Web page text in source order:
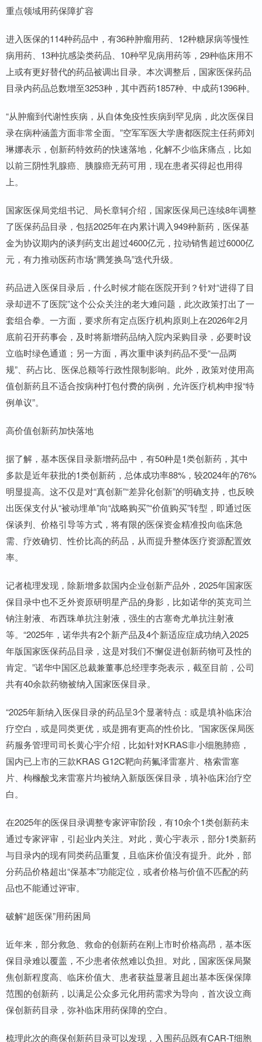
重点领域用药保障扩容
进入医保的114种药品中，有36种肿瘤用药、12种糖尿病等慢性
病用药、13种抗感染类药品、10种罕见病用药等，29种临床用不
上或有更好替代的药品被调出目录。本次调整后，国家医保药品
目录内药品总数增至3253种，其中西药1857种、中成药1396种。
“从肿瘤到代谢性疾病，从自体免疫性疾病到罕见病，此次医保目
录在病种涵盖方面非常全面。”空军军医大学唐都医院主任药师刘
琳娜表示，创新药特效药的快速落地，化解不少临床痛点，比如
以前三阴性乳腺癌、胰腺癌无药可用，现在患者买得起也用得
上。
国家医保局党组书记、局长章轲介绍，国家医保局已连续8年调整
了医保药品目录，包括2025年在内累计调入949种新药，医保基
金为协议期内的谈判药支出超过4600亿元，拉动销售超过6000亿
元，有力推动医药市场“腾笼换鸟”迭代升级。
药品进入医保目录后，什么时候才能在医院开到？针对“进得了目
录却进不了医院”这个公众关注的老大难问题，此次政策打出了一
套组合拳。一方面，要求所有定点医疗机构原则上在2026年2月
底前召开药事会，及时将新增药品纳入院内采购目录，必要时设
立临时绿色通道；另一方面，再次重申谈判药品不受“一品两
规”、药占比、医保总额等行政性限制影响。此外，政策对使用高
值创新药且不适合按病种打包付费的病例，允许医疗机构申报“特
例单议”。
高价值创新药加快落地
据了解，基本医保目录新增药品中，有50种是1类创新药，其中
多款是近年获批的1类创新药，总体成功率88%，较2024年的76%
明显提高。这不仅是对“真创新”“差异化创新”的明确支持，也反映
出医保支付从“被动埋单”向“战略购买”“价值购买”转型，即通过医
保谈判、价格引导等方式，将有限的医保资金精准投向临床急
需、疗效确切、性价比高的药品，从而提升整体医疗资源配置效
率。
记者梳理发现，除新增多款国内企业创新产品外，2025年国家医
保目录中也不乏外资原研明星产品的身影，比如诺华的英克司兰
钠注射液、布西珠单抗注射液，强生的古塞奇尤单抗注射液
等。“2025年，诺华共有2个新产品及4个新适应症成功纳入2025
年版国家医保药品目录，这是对我们不懈促进创新药物可及性的
肯定。”诺华中国区总裁兼董事总经理李尧表示，截至目前，公司
共有40余款药物被纳入国家医保目录。
“2025年新纳入医保目录的药品呈3个显著特点：或是填补临床治
疗空白，或是同类更优，或是拥有更高的性价比。”国家医保局医
药服务管理司司长黄心宇介绍，比如针对KRAS非小细胞肺癌，
国内已上市的三款KRAS G12C靶向药氟泽雷塞片、格索雷塞
片、枸橼酸戈来雷塞片均被纳入新版医保目录，填补临床治疗空
白。
在2025年的医保目录调整专家评审阶段，有10余个1类创新药未
通过专家评审，引起业内关注。对此，黄心宇表示，部分1类新药
与目录内的现有同类药品重复，且临床价值没有提升。此外，部
分药品价格超出“保基本”功能定位，或者价格与价值不匹配的药
品也不能通过评审。
破解“超医保”用药困局
近年来，部分救急、救命的创新药在刚上市时价格高昂，基本医
保目录难以覆盖，不少患者依然难以负担。对此，国家医保局聚
焦创新程度高、临床价值大、患者获益显著且超出基本医保保障
范围的创新药，以满足公众多元化用药需求为导向，首次设立商
保创新药目录，弥补临床用药保障的空白。
梳理此次的商保创新药目录可以发现，入围药品既有CAR-T细胞